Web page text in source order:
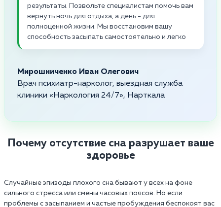
результаты. Позвольте специалистам помочь вам
вернуть ночь для отдыха, а день - для
полноценной жизни. Мы восстановим вашу
способность засыпать самостоятельно и легко
Мирошниченко Иван Олегович
Врач психиатр-нарколог, выездная служба
клиники «Наркология 24/7», Нарткала
Почему отсутствие сна разрушает ваше
здоровье
Случайные эпизоды плохого сна бывают у всех на фоне
сильного стресса или смены часовых поясов. Но если
проблемы с засыпанием и частые пробуждения беспокоят вас